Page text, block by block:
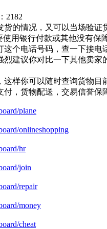
2182
的情况，又可以当场验证
用银行付款或其他没有保
个电话号码，查一下接
建议你对比一下其他卖
样你可以随时查询货物目
，货物配送，交易信誉保
plane
onlineshopping
hr
join
repair
money
cheat